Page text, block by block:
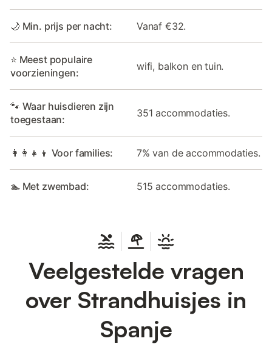
🌙 Min. prijs per nacht: Vanaf €32.
⭐ Meest populaire
voorzieningen:
wifi, balkon en tuin.
🐾 Waar huisdieren zijn
toegestaan:
351 accommodaties.
👩‍👩‍👧‍👦 Voor families: 7% van de accommodaties.
🏊 Met zwembad: 515 accommodaties.
Veelgestelde vragen
over Strandhuisjes in
Spanje